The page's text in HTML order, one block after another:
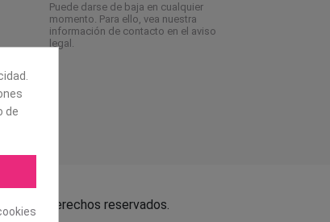
Puede darse de baja en cualquier
momento. Para ello, vea nuestra
información de contacto en el aviso
legal.
los derechos reservados.
de